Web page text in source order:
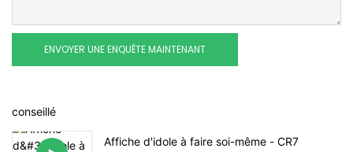
ENVOYER UNE ENQUÊTE MAINTENANT
conseillé
Affiche d'idole à faire soi-même - CR7